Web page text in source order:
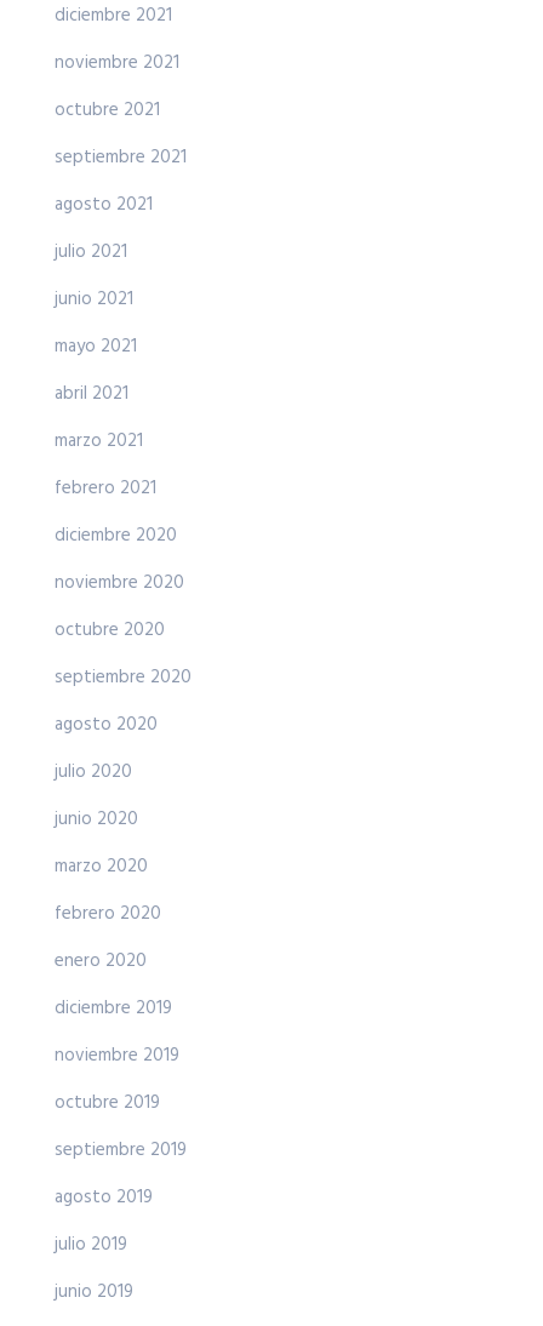
diciembre 2021
noviembre 2021
octubre 2021
septiembre 2021
agosto 2021
julio 2021
junio 2021
mayo 2021
abril 2021
marzo 2021
febrero 2021
diciembre 2020
noviembre 2020
octubre 2020
septiembre 2020
agosto 2020
julio 2020
junio 2020
marzo 2020
febrero 2020
enero 2020
diciembre 2019
noviembre 2019
octubre 2019
septiembre 2019
agosto 2019
julio 2019
junio 2019